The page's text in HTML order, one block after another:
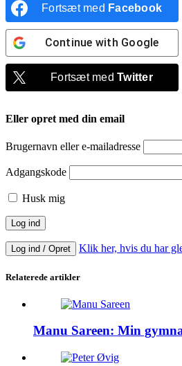
Fortsæt med Facebook
Continue with Google
Fortsæt medTwitter
Eller opret med din email
Brugernavn eller e-mailadresse
Adgangskode
Husk mig
Log ind / Opret Klik her, hvis du har
Relaterede artikler
Manu Sareen: Min